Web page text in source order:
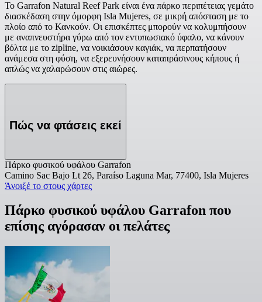
Το Garrafon Natural Reef Park είναι ένα πάρκο περιπέτειας γεμάτο
διασκέδαση στην όμορφη Isla Mujeres, σε μικρή απόσταση με το
πλοίο από το Κανκούν. Οι επισκέπτες μπορούν να κολυμπήσουν
με αναπνευστήρα γύρω από τον εντυπωσιακό ύφαλο, να κάνουν
βόλτα με το zipline, να νοικιάσουν καγιάκ, να περπατήσουν
ανάμεσα στη φύση, να εξερευνήσουν καταπράσινους κήπους ή
απλώς να χαλαρώσουν στις αιώρες.
Πώς να φτάσεις εκεί
Πάρκο φυσικού υφάλου Garrafon
Camino Sac Bajo Lt 26, Paraíso Laguna Mar, 77400, Isla Mujeres
Άνοιξέ το στους χάρτες
Πάρκο φυσικού υφάλου Garrafon που
επίσης αγόρασαν οι πελάτες